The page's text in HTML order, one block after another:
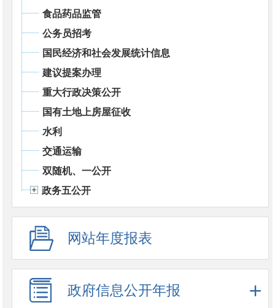
食品药品监管
公务员招考
国民经济和社会发展统计信息
建议提案办理
重大行政决策公开
国有土地上房屋征收
水利
交通运输
双随机、一公开
政务五公开
网站年度报表
政府信息公开年报